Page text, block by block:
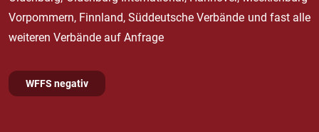
Vorpommern, Finnland, Süddeutsche Verbände und fast alle
weiteren Verbände auf Anfrage
WFFS negativ